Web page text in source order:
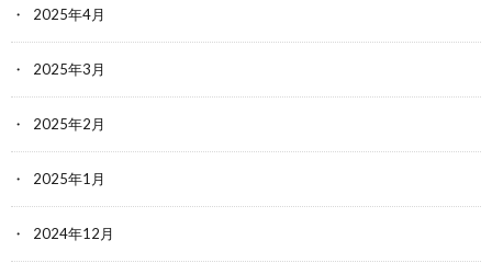
2025年4月
2025年3月
2025年2月
2025年1月
2024年12月